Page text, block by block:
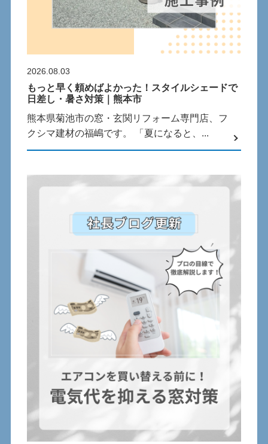
2026.08.03
もっと早く頼めばよかった！スタイルシェードで
日差し・暑さ対策｜熊本市
熊本県菊池市の窓・玄関リフォーム専門店、フ
クシマ建材の福嶋です。 「夏になると、...